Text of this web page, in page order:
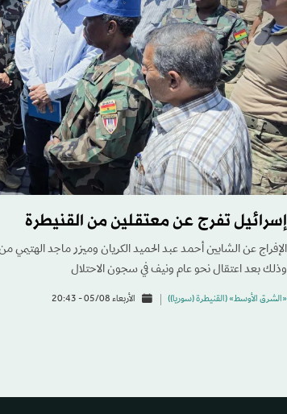
إسرائيل تفرج عن معتقلين من القنيطرة
الإفراج عن الشابين أحمد عبد الحميد الكريان وميزر ماجد
وذلك بعد اعتقال نحو عام ونيف في سجون الاحتلال
«الشرق الأوسط» (القنيطرة (سوريا)) الأربعاء 05/08 - 20:43